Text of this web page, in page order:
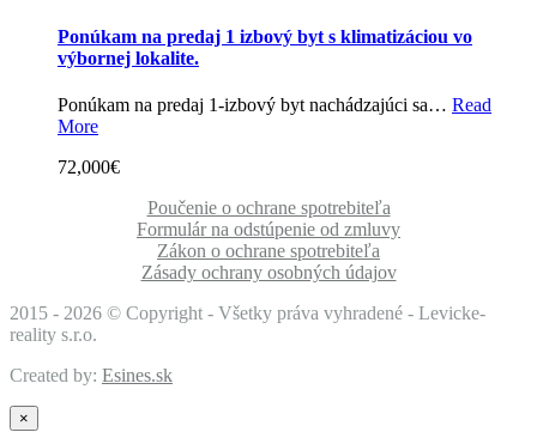
Ponúkam na predaj 1 izbový byt s klimatizáciou vo
výbornej lokalite.
Ponúkam na predaj 1-izbový byt nachádzajúci sa… Read
More
72,000€
Poučenie o ochrane spotrebiteľa
Formulár na odstúpenie od zmluvy
Zákon o ochrane spotrebiteľa
Zásady ochrany osobných údajov
2015 - 2026 © Copyright - Všetky práva vyhradené - Levicke-
reality s.r.o.
Created by: Esines.sk
×